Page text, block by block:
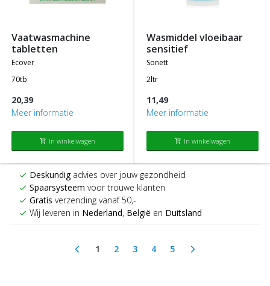
vaatwasmachine
tabletten
ecover
70tb
20,39
Meer informatie
shopping_cart In winkelwagen
wasmiddel vloeibaar
sensitief
sonett
2ltr
11,49
Meer informatie
shopping_cart In winkelwagen
check Deskundigadvies over jouw gezondheid
check Spaarsysteem voor trouwe klanten
check Gratis verzending vanaf 50,-
check Wij leveren in Nederland, België en Duitsland
arrow_back_ios 1(current)
2 3 4 5 arrow_forward_ios